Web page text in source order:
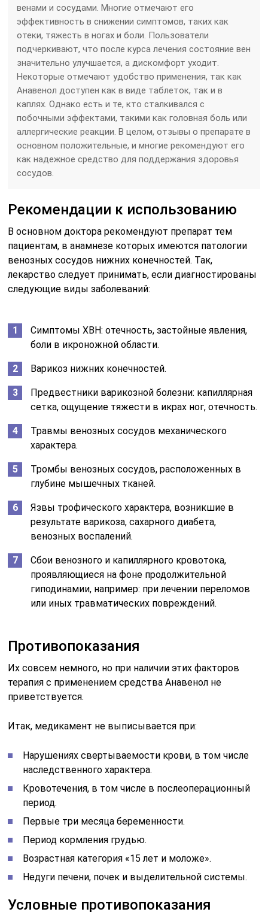
венами и сосудами. Многие отмечают его
эффективность в снижении симптомов, таких как
отеки, тяжесть в ногах и боли. Пользователи
подчеркивают, что после курса лечения состояние вен
значительно улучшается, а дискомфорт уходит.
Некоторые отмечают удобство применения, так как
Анавенол доступен как в виде таблеток, так и в
каплях. Однако есть и те, кто сталкивался с
побочными эффектами, такими как головная боль или
аллергические реакции. В целом, отзывы о препарате в
основном положительные, и многие рекомендуют его
как надежное средство для поддержания здоровья
сосудов.
Рекомендации к использованию
В основном доктора рекомендуют препарат тем
пациентам, в анамнезе которых имеются патологии
венозных сосудов нижних конечностей. Так,
лекарство следует принимать, если диагностированы
следующие виды заболеваний:
Симптомы ХВН: отечность, застойные явления,
боли в икроножной области.
Варикоз нижних конечностей.
Предвестники варикозной болезни: капиллярная
сетка, ощущение тяжести в икрах ног, отечность.
Травмы венозных сосудов механического
характера.
Тромбы венозных сосудов, расположенных в
глубине мышечных тканей.
Язвы трофического характера, возникшие в
результате варикоза, сахарного диабета,
венозных воспалений.
Сбои венозного и капиллярного кровотока,
проявляющиеся на фоне продолжительной
гиподинамии, например: при лечении переломов
или иных травматических повреждений.
Противопоказания
Их совсем немного, но при наличии этих факторов
терапия с применением средства Анавенол не
приветствуется.
Итак, медикамент не выписывается при:
Нарушениях свертываемости крови, в том числе
наследственного характера.
Кровотечения, в том числе в послеоперационный
период.
Первые три месяца беременности.
Период кормления грудью.
Возрастная категория «15 лет и моложе».
Недуги печени, почек и выделительной системы.
Условные противопоказания